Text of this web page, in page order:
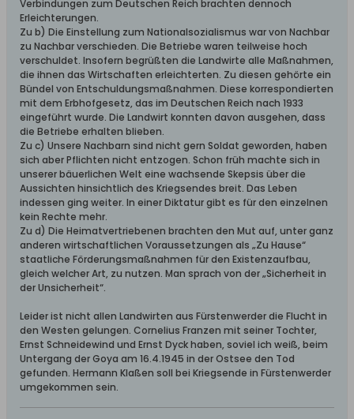
Verbindungen zum Deutschen Reich brachten dennoch
Erleichterungen.
Zu b) Die Einstellung zum Nationalsozialismus war von Nachbar
zu Nachbar verschieden. Die Betriebe waren teilweise hoch
verschuldet. Insofern begrüßten die Landwirte alle Maßnahmen,
die ihnen das Wirtschaften erleichterten. Zu diesen gehörte ein
Bündel von Entschuldungsmaßnahmen. Diese korrespondierten
mit dem Erbhofgesetz, das im Deutschen Reich nach 1933
eingeführt wurde. Die Landwirt konnten davon ausgehen, dass
die Betriebe erhalten blieben.
Zu c) Unsere Nachbarn sind nicht gern Soldat geworden, haben
sich aber Pflichten nicht entzogen. Schon früh machte sich in
unserer bäuerlichen Welt eine wachsende Skepsis über die
Aussichten hinsichtlich des Kriegsendes breit. Das Leben
indessen ging weiter. In einer Diktatur gibt es für den einzelnen
kein Rechte mehr.
Zu d) Die Heimatvertriebenen brachten den Mut auf, unter ganz
anderen wirtschaftlichen Voraussetzungen als „Zu Hause“
staatliche Förderungsmaßnahmen für den Existenzaufbau,
gleich welcher Art, zu nutzen. Man sprach von der „Sicherheit in
der Unsicherheit“.
Leider ist nicht allen Landwirten aus Fürstenwerder die Flucht in
den Westen gelungen. Cornelius Franzen mit seiner Tochter,
Ernst Schneidewind und Ernst Dyck haben, soviel ich weiß, beim
Untergang der Goya am 16.4.1945 in der Ostsee den Tod
gefunden. Hermann Klaßen soll bei Kriegsende in Fürstenwerder
umgekommen sein.